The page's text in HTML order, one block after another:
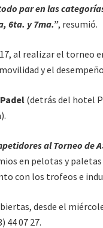
par en las
6ta. y 7ma.”, resumió.
al realizar el torneo
y el
(detrás del hotel
al Torneo de
en pelotas y
con los trofeos e
desde el
44 07 27.